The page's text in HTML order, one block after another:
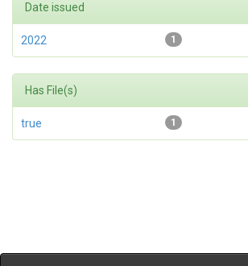
Date issued
1
2022
Has File(s)
1
true